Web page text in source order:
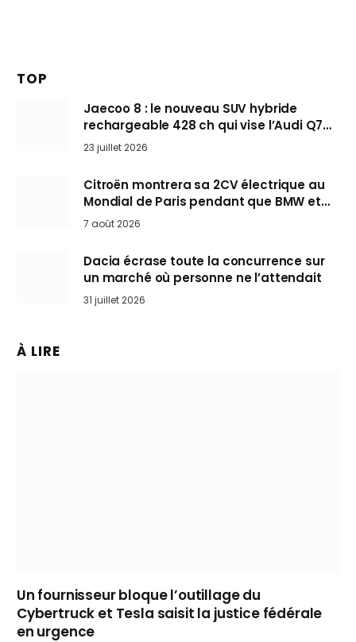
TOP
Jaecoo 8 : le nouveau SUV hybride
rechargeable 428 ch qui vise l’Audi Q7
arrive en Europe cet automne
23 juillet 2026
Citroën montrera sa 2CV électrique au
Mondial de Paris pendant que BMW et
Mini désertent le salon
7 août 2026
Dacia écrase toute la concurrence sur
un marché où personne ne l’attendait
31 juillet 2026
À LIRE
Un fournisseur bloque l’outillage du
Cybertruck et Tesla saisit la justice fédérale
en urgence